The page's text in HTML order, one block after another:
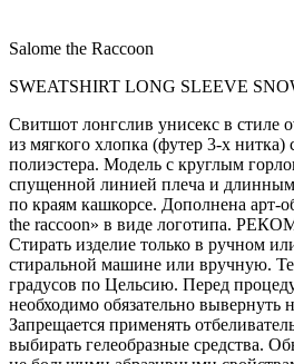
Salome the Raccoon
SWEATSHIRT LONG SLEEVE
Свитшот лонгслив унисекс в стиле
из мягкого хлопка (футер 3-х нитка)
полиэстера. Модель с круглым
спущенной линией плеча и длинным
по краям кашкорсе. Дополнена арт-
the raccoon» в виде логотипа.
Стирать изделие только в ручном
стиральной машине или вручную.
градусов по Цельсию. Перед
необходимо обязательно вывернуть
Запрещается применять
выбирать гелеобразные средства.